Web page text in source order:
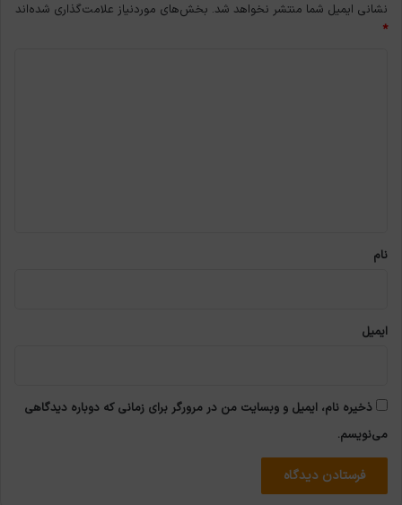
نشانی ایمیل شما منتشر نخواهد شد. بخش‌های موردنیاز علامت‌گذاری شده‌اند
*
نام
ایمیل
ذخیره نام، ایمیل و وبسایت من در مرورگر برای زمانی که دوباره دیدگاهی
می‌نویسم.